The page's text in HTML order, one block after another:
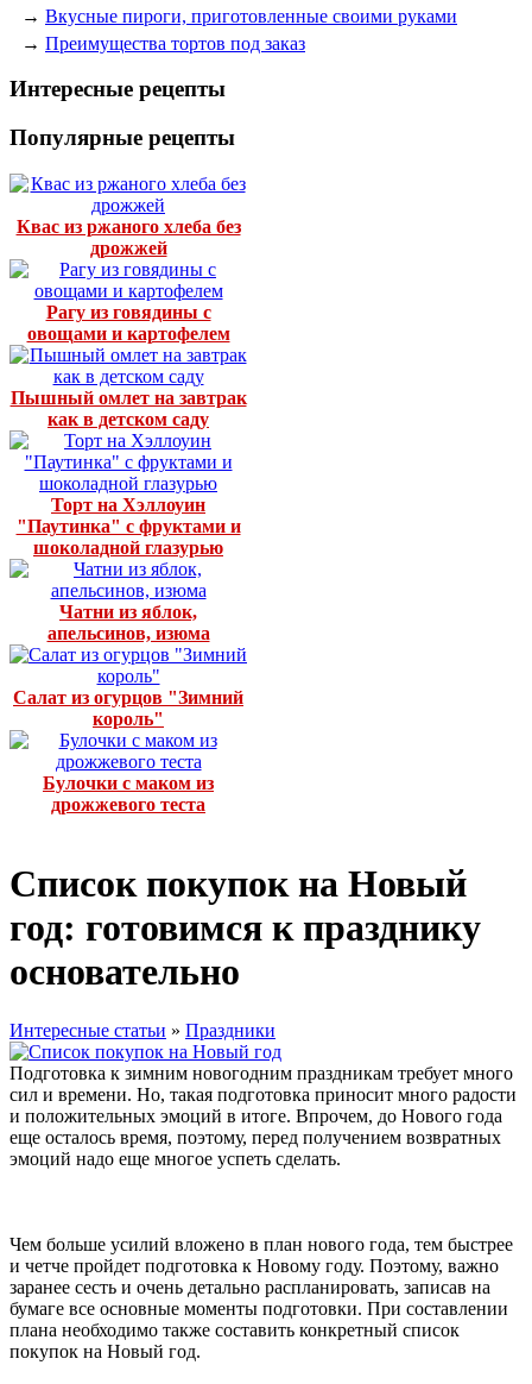
→ Вкусные пироги, приготовленные своими руками
→ Преимущества тортов под заказ
Интересные рецепты
Популярные рецепты
Квас из ржаного хлеба без
дрожжей
Рагу из говядины с
овощами и картофелем
Пышный омлет на завтрак
как в детском саду
Торт на Хэллоуин
"Паутинка" с фруктами и
шоколадной глазурью
Чатни из яблок,
апельсинов, изюма
Салат из огурцов "Зимний
король"
Булочки с маком из
дрожжевого теста
Список покупок на Новый
год: готовимся к празднику
основательно
Интересные статьи » Праздники
Подготовка к зимним новогодним праздникам требует много
сил и времени. Но, такая подготовка приносит много радости
и положительных эмоций в итоге. Впрочем, до Нового года
еще осталось время, поэтому, перед получением возвратных
эмоций надо еще многое успеть сделать.
Чем больше усилий вложено в план нового года, тем быстрее
и четче пройдет подготовка к Новому году. Поэтому, важно
заранее сесть и очень детально распланировать, записав на
бумаге все основные моменты подготовки. При составлении
плана необходимо также составить конкретный список
покупок на Новый год.